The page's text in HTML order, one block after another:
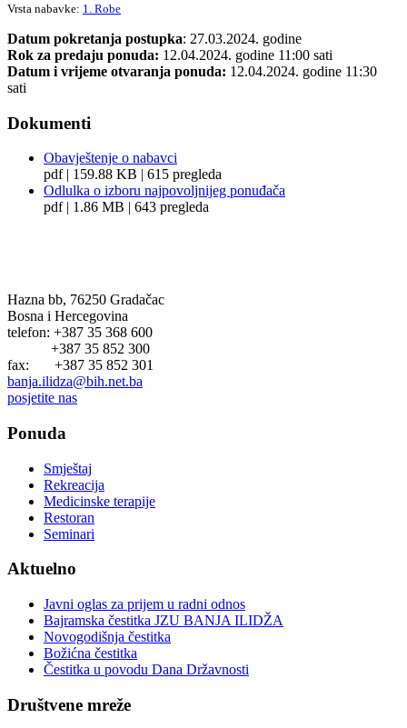
Vrsta nabavke: 1. Robe
Datum pokretanja postupka: 27.03.2024. godine
Rok za predaju ponuda: 12.04.2024. godine 11:00 sati
Datum i vrijeme otvaranja ponuda: 12.04.2024. godine 11:30
sati
Dokumenti
Obavještenje o nabavci
pdf | 159.88 KB | 615 pregleda
Odlulka o izboru najpovoljnijeg ponuđača
pdf | 1.86 MB | 643 pregleda
Hazna bb, 76250 Gradačac
Bosna i Hercegovina
telefon: +387 35 368 600
+387 35 852 300
fax: +387 35 852 301
banja.ilidza@bih.net.ba
posjetite nas
Ponuda
Smještaj
Rekreacija
Medicinske terapije
Restoran
Seminari
Aktuelno
Javni oglas za prijem u radni odnos
Bajramska čestitka JZU BANJA ILIDŽA
Novogodišnja čestitka
Božićna čestitka
Čestitka u povodu Dana Državnosti
Društvene mreže